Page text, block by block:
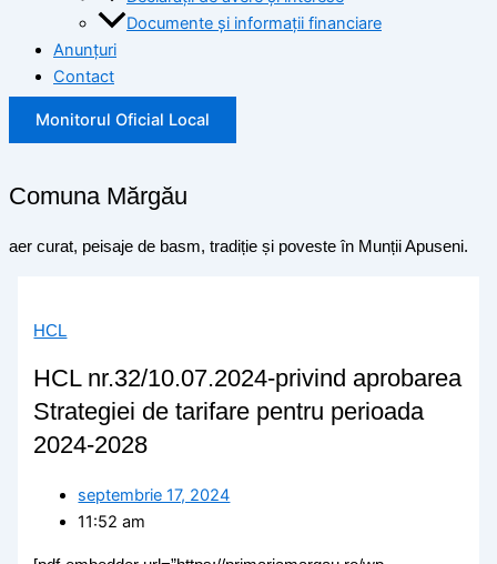
Documente și informații financiare
Anunțuri
Contact
Monitorul Oficial Local
Comuna Mărgău
aer curat, peisaje de basm, tradiție și poveste în Munții Apuseni.
HCL
HCL nr.32/10.07.2024-privind aprobarea
Strategiei de tarifare pentru perioada
2024-2028
septembrie 17, 2024
11:52 am